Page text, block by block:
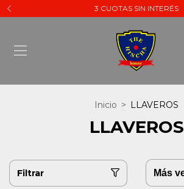
3 CUOTAS SIN INTERÉS
Inicio > LLAVEROS
LLAVEROS
Filtrar